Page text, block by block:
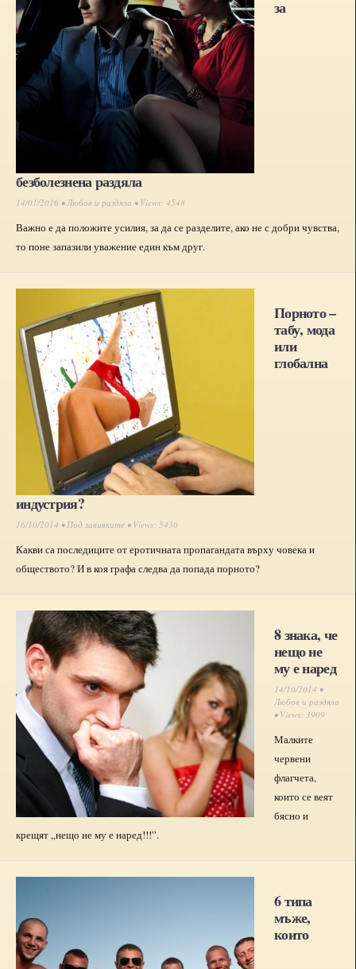
за
безболезнена раздяла
14/01/2016 •Любов и раздяла • Views: 4548
Важно е да положите усилия, за да се разделите, ако не с добри чувства,
то поне запазили уважение един към друг.
Порното –
табу, мода
или
глобална
индустрия?
16/10/2014 •Под завивките • Views: 5430
Какви са последиците от еротичната пропагандата върху човека и
обществото? И в коя графа следва да попада порното?
8 знака, че
нещо не
му е наред
14/10/2014 •
Любов и раздяла
• Views: 3909
Малките
червени
флагчета,
които се веят
бясно и
крещят „нещо не му е наред!!!”.
6 типа
мъже,
които